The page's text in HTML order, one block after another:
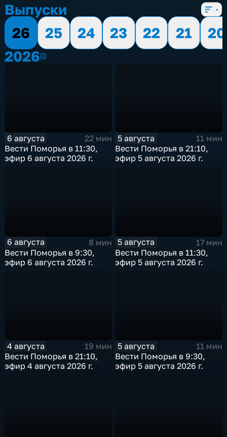
Выпуски
26
25 24 23 22 21
20
20262026
6 августа
22 мин
Вести Поморья в 11:30,
эфир 6 августа 2026 г.
5 августа
11 мин
Вести Поморья в 21:10,
эфир 5 августа 2026 г.
6 августа
8 мин
Вести Поморья в 9:30,
эфир 6 августа 2026 г.
5 августа
17 мин
Вести Поморья в 11:30,
эфир 5 августа 2026 г.
4 августа
19 мин
Вести Поморья в 21:10,
эфир 4 августа 2026 г.
5 августа
11 мин
Вести Поморья в 9:30,
эфир 5 августа 2026 г.